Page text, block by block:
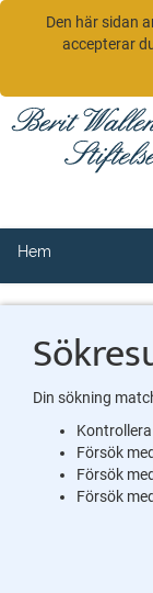
Den här sidan
accepterar
Hem
Din sökning
Försök
Försök
Försök